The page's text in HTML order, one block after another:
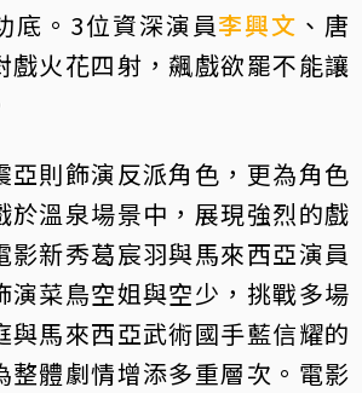
底。3位資深演員李興文 、唐
戲火花四射，飆戲欲罷不能讓
亞則飾演反派角色，更為角色
於溫泉場景中，展現強烈的戲
影新秀葛宸羽與馬來西亞演員
演菜鳥空姐與空少，挑戰多場
與馬來西亞武術國手藍信耀的
整體劇情增添多重層次。電影